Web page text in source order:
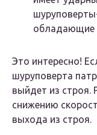
обладающие
Это интересно!
шуруповерта
выйдет из строя.
снижению
выхода из строя.